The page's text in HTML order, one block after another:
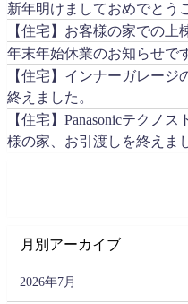
新年明けましておめでとう
【住宅】お客様の家での上
年末年始休業のお知らせで
【住宅】インナーガレー
終えました。
【住宅】Panasonicテクノ
様の家、お引渡しを終えま
月別アーカイブ
2026年7月